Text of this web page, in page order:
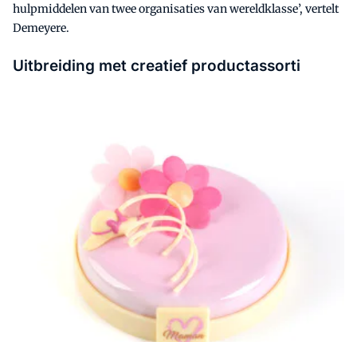
hulpmiddelen van twee organisaties van wereldklasse’, vertelt
Demeyere.
Uitbreiding met creatief productassorti